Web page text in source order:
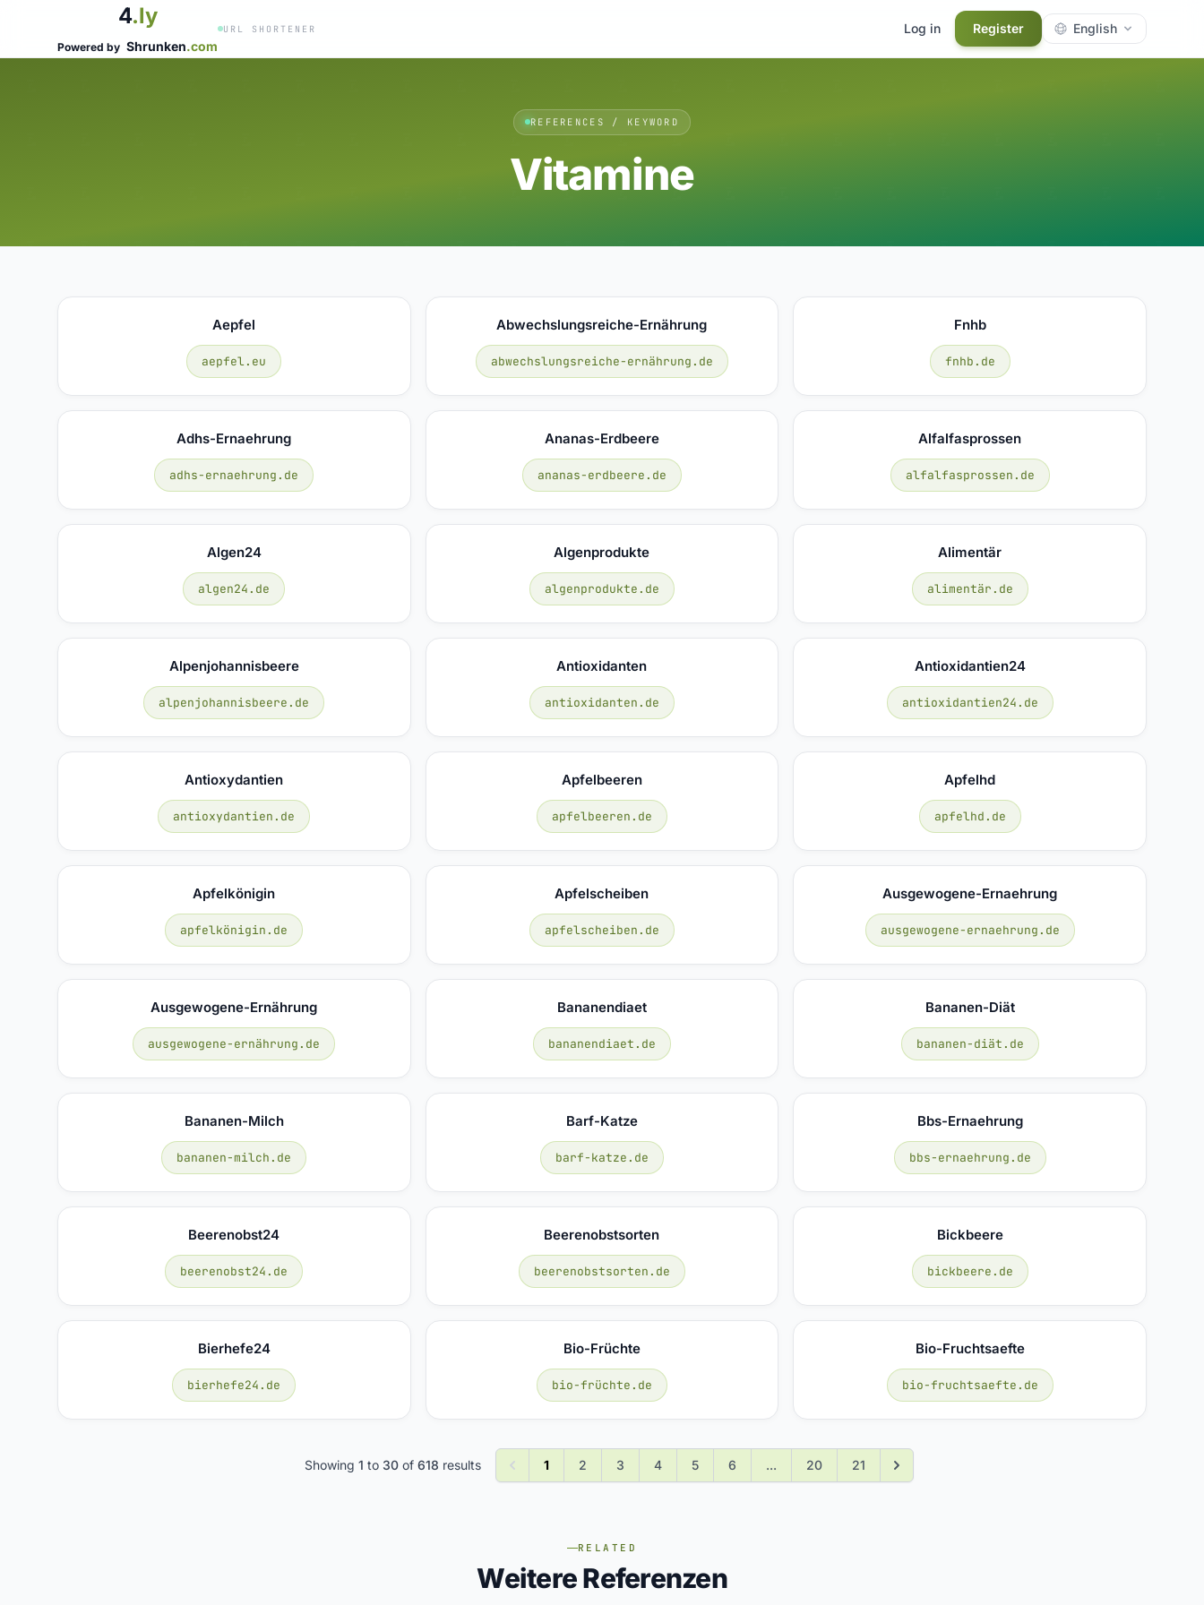
4.ly
Powered by Shrunken.com
URL SHORTENER Log in Register English
REFERENCES / KEYWORD
Vitamine
Aepfel
aepfel.eu
Abwechslungsreiche-Ernährung
abwechslungsreiche-ernährung.de
Fnhb
fnhb.de
Adhs-Ernaehrung
adhs-ernaehrung.de
Ananas-Erdbeere
ananas-erdbeere.de
Alfalfasprossen
alfalfasprossen.de
Algen24
algen24.de
Algenprodukte
algenprodukte.de
Alimentär
alimentär.de
Alpenjohannisbeere
alpenjohannisbeere.de
Antioxidanten
antioxidanten.de
Antioxidantien24
antioxidantien24.de
Antioxydantien
antioxydantien.de
Apfelbeeren
apfelbeeren.de
Apfelhd
apfelhd.de
Apfelkönigin
apfelkönigin.de
Apfelscheiben
apfelscheiben.de
Ausgewogene-Ernaehrung
ausgewogene-ernaehrung.de
Ausgewogene-Ernährung
ausgewogene-ernährung.de
Bananendiaet
bananendiaet.de
Bananen-Diät
bananen-diät.de
Bananen-Milch
bananen-milch.de
Barf-Katze
barf-katze.de
Bbs-Ernaehrung
bbs-ernaehrung.de
Beerenobst24
beerenobst24.de
Beerenobstsorten
beerenobstsorten.de
Bickbeere
bickbeere.de
Bierhefe24
bierhefe24.de
Bio-Früchte
bio-früchte.de
Bio-Fruchtsaefte
bio-fruchtsaefte.de
Showing 1 to 30 of 618 results 1 2 3 4 5 6 ... 20 21
RELATED
Weitere Referenzen